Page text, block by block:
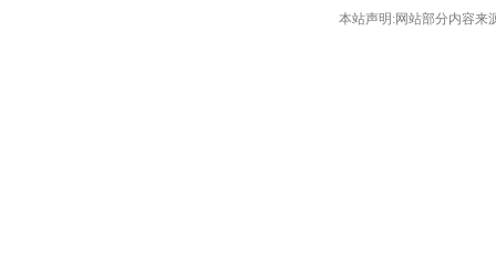
本站声明:网站部分内容来